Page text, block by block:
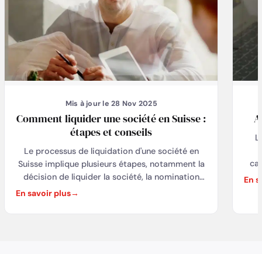
Mis à jour le 28 Nov 2025
Comment liquider une société en Suisse :
étapes et conseils
Le processus de liquidation d'une société en
Suisse implique plusieurs étapes, notamment la
décision de liquider la société, la nomination
d'un liquidateur, la préparation de l'inventaire,
En savoir plus
En